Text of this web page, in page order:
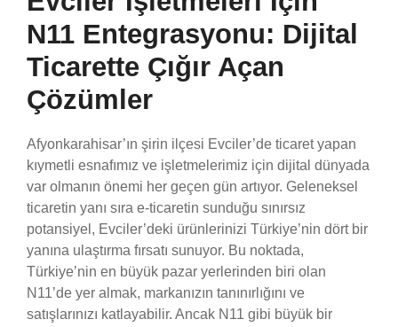
N11 Entegrasyonu: Dijital
Ticarette Çığır Açan
Çözümler
Afyonkarahisar’ın şirin ilçesi Evciler’de ticaret yapan
kıymetli esnafımız ve işletmelerimiz için dijital dünyada
var olmanın önemi her geçen gün artıyor. Geleneksel
ticaretin yanı sıra e-ticaretin sunduğu sınırsız
potansiyel, Evciler’deki ürünlerinizi Türkiye’nin dört bir
yanına ulaştırma fırsatı sunuyor. Bu noktada,
Türkiye’nin en büyük pazar yerlerinden biri olan
N11’de yer almak, markanızın tanınırlığını ve
satışlarınızı katlayabilir. Ancak N11 gibi büyük bir